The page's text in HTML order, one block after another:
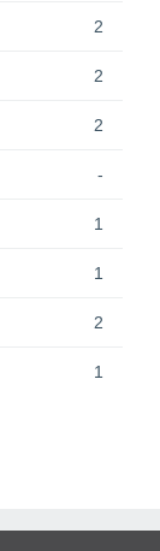
2
2
2
-
1
1
2
1